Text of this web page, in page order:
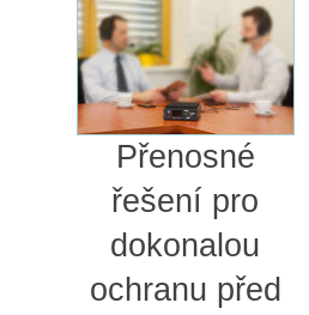
Přenosné
řešení pro
dokonalou
ochranu před